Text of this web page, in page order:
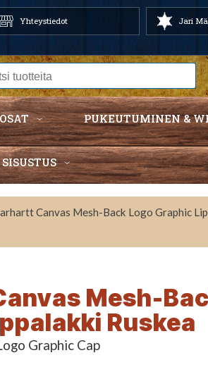
Yhteystiedot Jari
PUKEUTUMINEN &
Canvas Mesh-Back Logo Graphic
Mesh-
Ruskea
Graphic Cap